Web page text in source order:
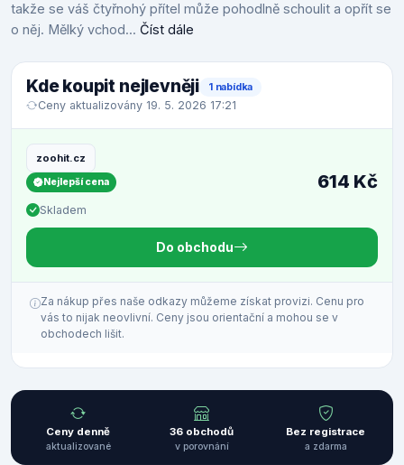
takže se váš čtyřnohý přítel může pohodlně schoulit a opřít se
o něj. Mělký vchod... Číst dále
Kde koupit nejlevněji 1 nabídka
Ceny aktualizovány 19. 5. 2026 17:21
zoohit.cz
Nejlepší cena
Skladem
614 Kč
Do obchodu
Za nákup přes naše odkazy můžeme získat provizi. Cenu pro
vás to nijak neovlivní. Ceny jsou orientační a mohou se v
obchodech lišit.
Ceny denně
aktualizované
36 obchodů
v porovnání
Bez registrace
a zdarma